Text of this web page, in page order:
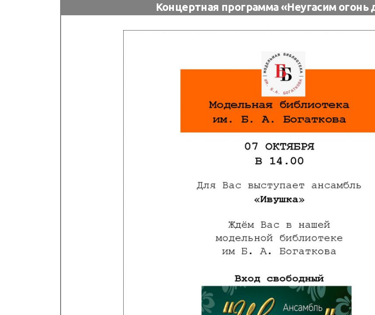
Концертная программа «Неугасим огонь